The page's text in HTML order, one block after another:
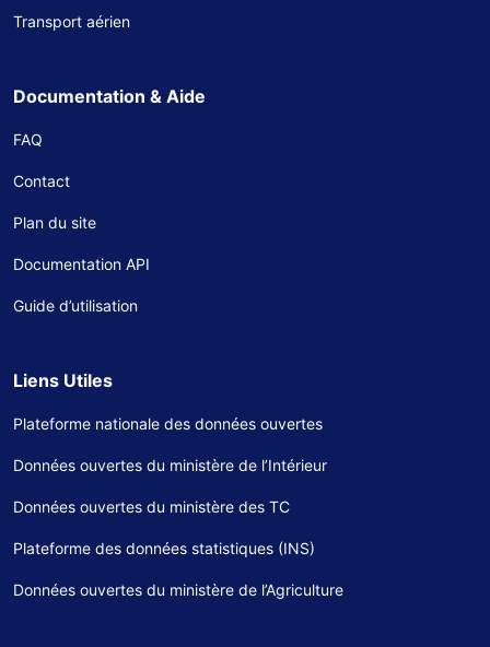
Transport aérien
Documentation & Aide
FAQ
Contact
Plan du site
Documentation API
Guide d’utilisation
Liens Utiles
Plateforme nationale des données ouvertes
Données ouvertes du ministère de l’Intérieur
Données ouvertes du ministère des TC
Plateforme des données statistiques (INS)
Données ouvertes du ministère de l’Agriculture